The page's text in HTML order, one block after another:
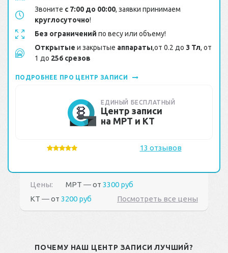
Звоните с 7:00 до 00:00, заявки принимаем
круглосуточно!
Без ограничений по весу или объему!
Открытые и закрытые аппараты,от 0.2 до 3 Тл, от
1 до 256 срезов
ПОДРОБНЕЕ ПРО ЦЕНТР ЗАПИСИ
ЕДИНЫЙ БЕСПЛАТНЫЙ
Центр записи
на МРТ и КТ
13 отзывов
Цены: МРТ ― от 3300 руб
КТ ― от 3200 руб Посмотреть все цены
ПОЧЕМУ НАШ ЦЕНТР ЗАПИСИ ЛУЧШИЙ?